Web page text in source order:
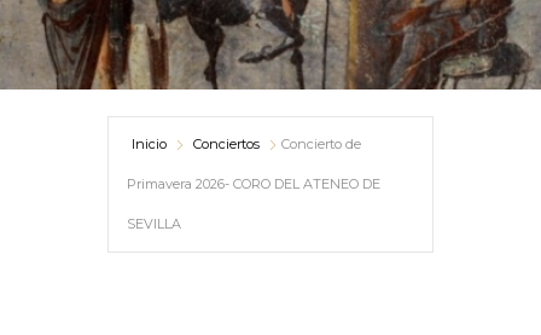
Inicio Conciertos Concierto de
Primavera 2026- CORO DEL ATENEO DE
SEVILLA